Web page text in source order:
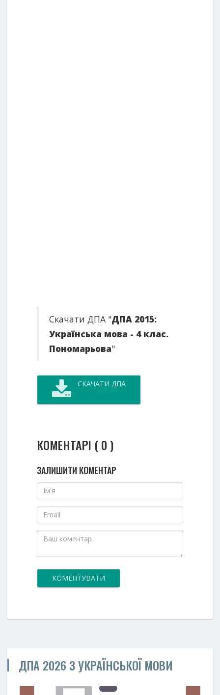
Скачати ДПА "ДПА 2015:
Українська мова - 4 клас.
Пономарьова"
СКАЧАТИ ДПА
КОМЕНТАРІ ( 0 )
ЗАЛИШИТИ КОМЕНТАР
КОМЕНТУВАТИ
ДПА 2026 З УКРАЇНСЬКОЇ МОВИ